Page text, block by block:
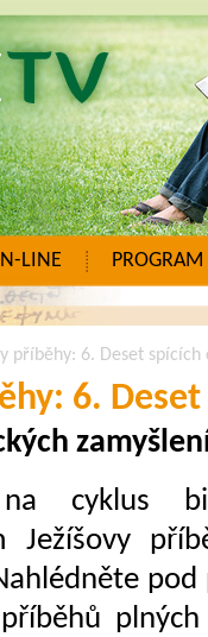
LINE PROGRAM
příběhy: 6. Deset spících
6.
cyklus
Ježíšovy
pod